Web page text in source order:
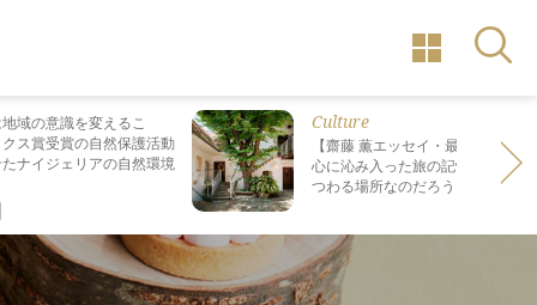
域の意識を変えるこ
ス賞受賞の自然保護活動
ナイジェリアの自然環境
Culture
【齋藤 薫エッセイ・最終回】 最
心に沁み入った旅の記憶は なぜ“死
つわる場所なのだろう？